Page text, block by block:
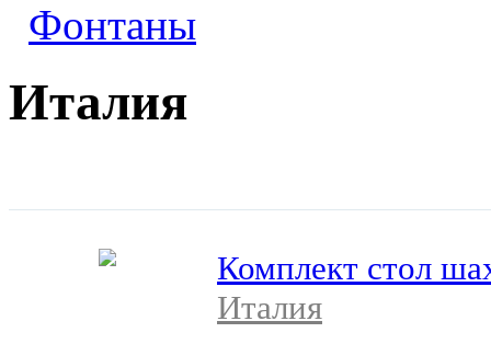
Фонтаны
Италия
Комплект стол
Италия